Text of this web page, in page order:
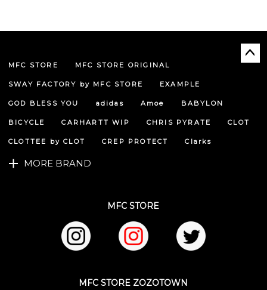
MFC STORE MFC STORE ORIGINAL
SWAY FACTORY by MFC STORE EXAMPLE
GOD BLESS YOU adidas Amoe BABYLON
BICYCLE CARHARTT WIP CHRIS PYRATE CLOT
CLOTTEE by CLOT CREP PROTECT Clarks
MORE BRAND
MFC STORE
MFC STORE ZOZOTOWN